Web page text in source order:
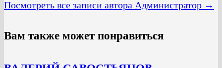
Посмотреть все записи автора Администратор →
Вам также может понравиться